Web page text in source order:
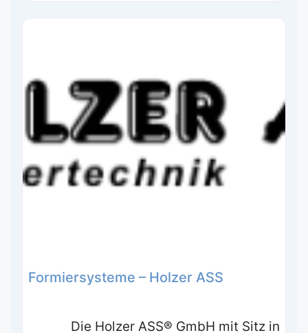
Formiersysteme – Holzer ASS
Die Holzer ASS® GmbH mit Sitz in